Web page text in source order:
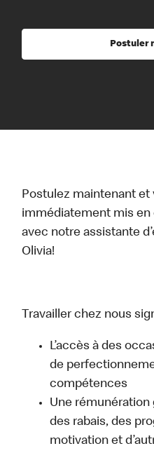
Postuler
Postulez maintenant et
immédiatement mis
avec notre assistante
Olivia!
Travailler chez nous
L’accès à des
de
compétences
Une
des rabais, des
motivation et